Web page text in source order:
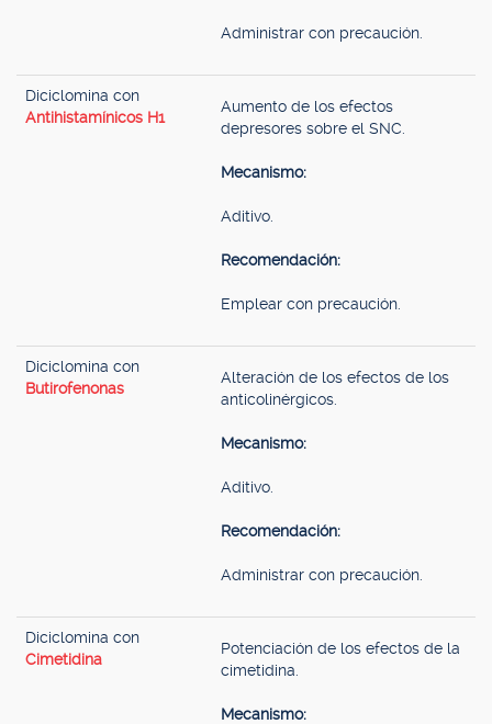
Administrar con precaución.
Diciclomina con
Antihistamínicos H1
Aumento de los efectos
depresores sobre el SNC.
Mecanismo:
Aditivo.
Recomendación:
Emplear con precaución.
Diciclomina con
Butirofenonas
Alteración de los efectos de los
anticolinérgicos.
Mecanismo:
Aditivo.
Recomendación:
Administrar con precaución.
Diciclomina con
Cimetidina
Potenciación de los efectos de la
cimetidina.
Mecanismo: